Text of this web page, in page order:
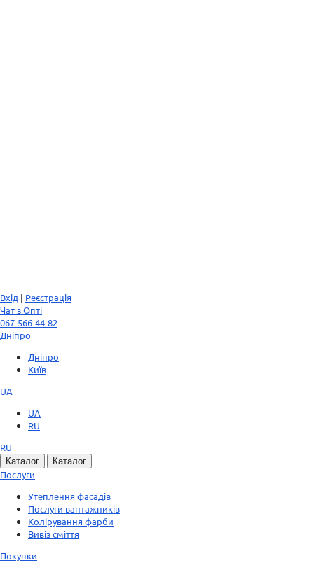
Вхід | Реєстрація
Чат з Опті
067-566-44-82
Дніпро
Дніпро
Київ
UA
UA
RU
RU
Каталог Каталог
Послуги
Утеплення фасадів
Послуги вантажників
Колірування фарби
Вивіз сміття
Покупки